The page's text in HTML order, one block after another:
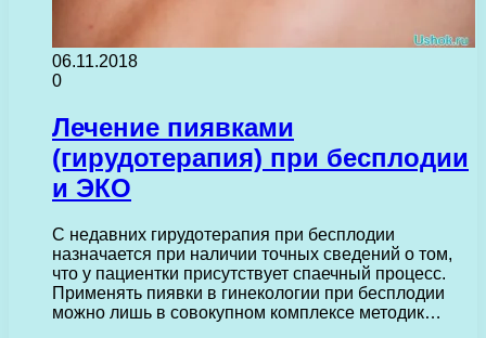
06.11.2018
0
Лечение пиявками
(гирудотерапия) при бесплодии
и ЭКО
С недавних гирудотерапия при бесплодии
назначается при наличии точных сведений о том,
что у пациентки присутствует спаечный процесс.
Применять пиявки в гинекологии при бесплодии
можно лишь в совокупном комплексе методик…